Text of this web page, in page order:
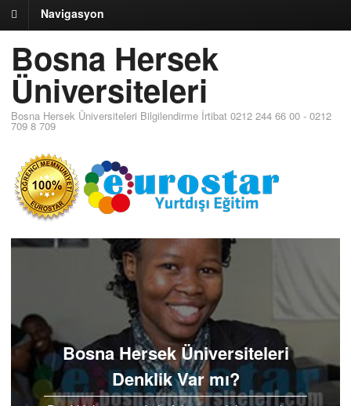
Navigasyon
Bosna Hersek
Üniversiteleri
Bosna Hersek Üniversiteleri Bilgilendirme İrtibat 0212 244 66 00 - 0212
709 8 709
Bosna Hersek Üniversiteleri
Denklik Var mı?